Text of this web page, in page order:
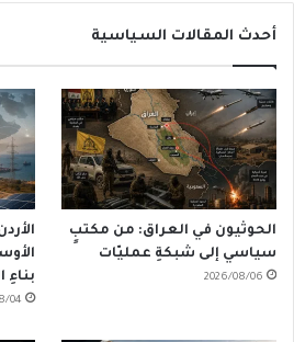
أحدث المقالات السياسية
الحوثيون في العراق: من مكتبٍ
سياسي إلى شبكةِ عمليّات
2026/08/06
بناءِ
04